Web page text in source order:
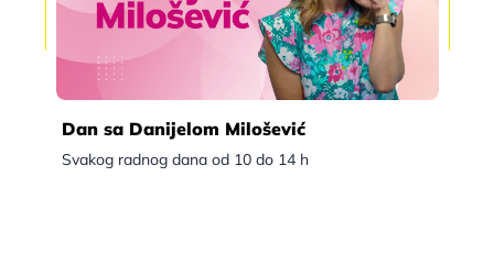
Dan sa Danijelom Milošević
Svakog radnog dana od 10 do 14 h